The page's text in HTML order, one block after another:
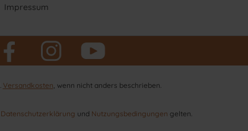
Impressum
Versandkosten , wenn nicht anders beschrieben.
Datenschutzerklärung und Nutzungsbedingungen gelten.